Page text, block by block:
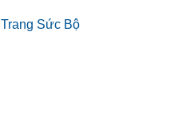
Trang Sức Bộ